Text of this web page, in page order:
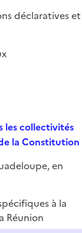
déclaratives et
les collectivités
la Constitution
en
à la
Réunion